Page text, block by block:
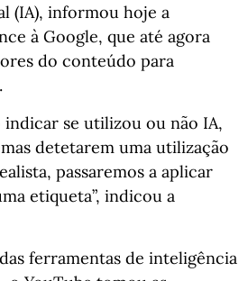
(IA), informou hoje a
à Google, que até agora
do conteúdo para
indicar se utilizou ou não IA,
detetarem uma utilização
passaremos a aplicar
etiqueta”, indicou a
ferramentas de inteligência